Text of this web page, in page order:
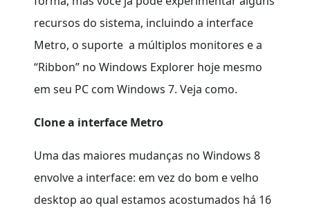
recursos do sistema, incluindo a interface
Metro, o suporte a múltiplos monitores e a
“Ribbon” no Windows Explorer hoje mesmo
em seu PC com Windows 7. Veja como.
Clone a interface Metro
Uma das maiores mudanças no Windows 8
envolve a interface: em vez do bom e velho
desktop ao qual estamos acostumados há 16